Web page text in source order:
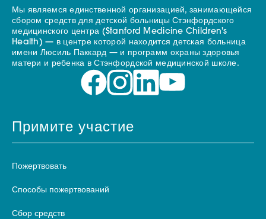
Мы являемся единственной организацией, занимающейся
сбором средств для детской больницы Стэнфордского
медицинского центра (Stanford Medicine Children's
Health) — в центре которой находится детская больница
имени Люсиль Паккард — и программ охраны здоровья
матери и ребенка в Стэнфордской медицинской школе.
Примите участие
Пожертвовать
Способы пожертвований
Сбор средств